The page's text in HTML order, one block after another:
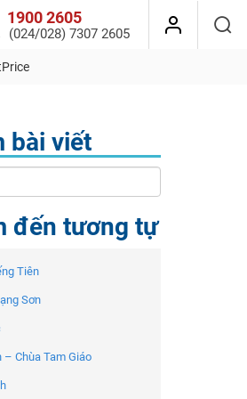
1900 2605
(024/028) 7307 2605
bài viết
đến tương tự
Tiên
Sơn
Chùa Tam Giáo